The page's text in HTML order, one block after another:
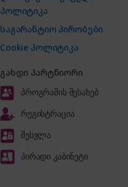
პოლიტიკა
საგარანტიო პირობები
Cookie პოლიტიკა
გახდი პარტნიორი
პროგრამის შესახებ
რეგისტრაცია
შესვლა
პირადი კაბინეტი